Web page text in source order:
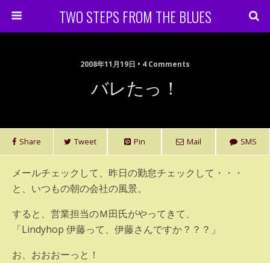
TWO STEPS FROM THE BLUES
2008年11月19日 • 4 Comments
バレたっ！
Share Tweet Pin Mail SMS
メールチェックして、昨日の勤怠チェックして・・・
と、いつもの朝の会社の風景。
すると、営業担当のＭ田氏がやってきて、
「Lindyhop 伊藤って、伊藤さんですか？？？」
お、おおおーっと！